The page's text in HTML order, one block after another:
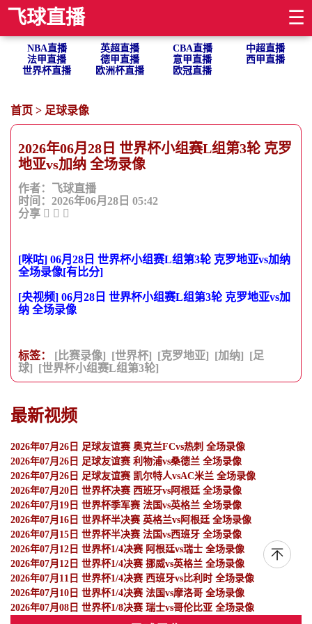
飞球直播 ☰
NBA直播 英超直播 CBA直播
中超直播
法甲直播
德甲直播 意甲直播
西甲直播
世界杯直播
欧洲杯直播 欧冠直播
首页 > 足球录像
2026年06月28日 世界杯小组赛L组第3轮 克罗
地亚vs加纳 全场录像
作者：飞球直播
时间：2026年06月28日 05:42
分享
[咪咕] 06月28日 世界杯小组赛L组第3轮 克罗地亚vs加纳
全场录像[有比分]
[央视频] 06月28日 世界杯小组赛L组第3轮 克罗地亚vs加
纳 全场录像
标签： [比赛录像] [世界杯] [克罗地亚] [加纳] [足
球] [世界杯小组赛L组第3轮]
最新视频
2026年07月26日 足球友谊赛 奥克兰FCvs热刺 全场录像
2026年07月26日 足球友谊赛 利物浦vs桑德兰 全场录像
2026年07月26日 足球友谊赛 凯尔特人vsAC米兰 全场录像
2026年07月20日 世界杯决赛 西班牙vs阿根廷 全场录像
2026年07月19日 世界杯季军赛 法国vs英格兰 全场录像
2026年07月16日 世界杯半决赛 英格兰vs阿根廷 全场录像
2026年07月15日 世界杯半决赛 法国vs西班牙 全场录像
2026年07月12日 世界杯1/4决赛 阿根廷vs瑞士 全场录像
2026年07月12日 世界杯1/4决赛 挪威vs英格兰 全场录像
2026年07月11日 世界杯1/4决赛 西班牙vs比利时 全场录像
2026年07月10日 世界杯1/4决赛 法国vs摩洛哥 全场录像
2026年07月08日 世界杯1/8决赛 瑞士vs哥伦比亚 全场录像